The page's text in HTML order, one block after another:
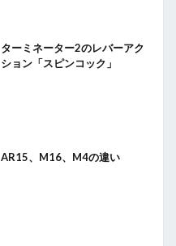
ターミネーター2のレバーアク
ション「スピンコック」
AR15、M16、M4の違い